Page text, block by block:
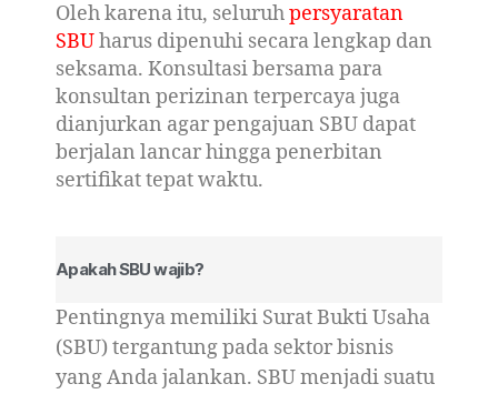
Oleh karena itu, seluruhpersyaratan
SBUharus dipenuhi secara lengkap dan
seksama. Konsultasi bersama para
konsultan perizinan terpercaya juga
dianjurkan agar pengajuan SBU dapat
berjalan lancar hingga penerbitan
sertifikat tepat waktu.
Apakah SBU wajib?
Pentingnya memiliki Surat Bukti Usaha
(SBU) tergantung pada sektor bisnis
yang Anda jalankan. SBU menjadi suatu